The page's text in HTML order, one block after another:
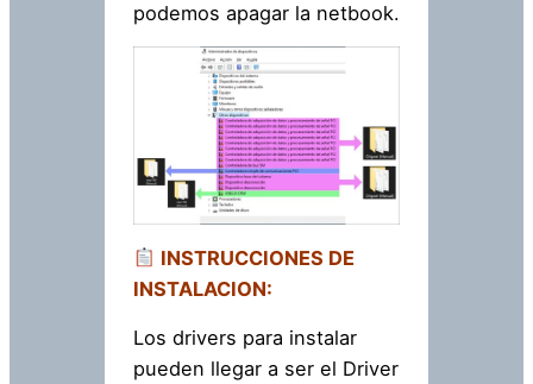
podemos apagar la netbook.
INSTRUCCIONES DE
INSTALACION:
Los drivers para instalar
pueden llegar a ser el Driver